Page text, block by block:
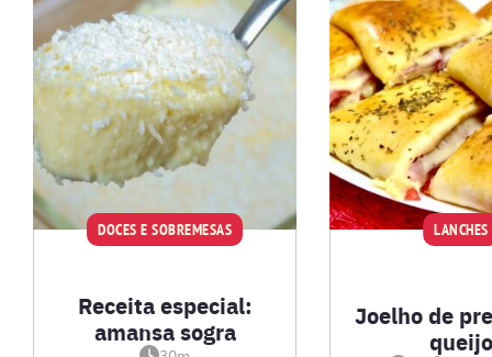
DOCES E SOBREMESAS
Receita especial:
amansa sogra
LANCHES
Joelho de
queijo